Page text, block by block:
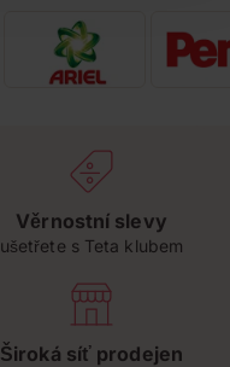
Věrnostní slevy
ušetřete s Teta klubem
Široká síť prodejen